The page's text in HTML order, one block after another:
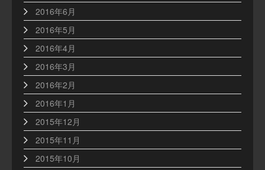
2016年6月
2016年5月
2016年4月
2016年3月
2016年2月
2016年1月
2015年12月
2015年11月
2015年10月